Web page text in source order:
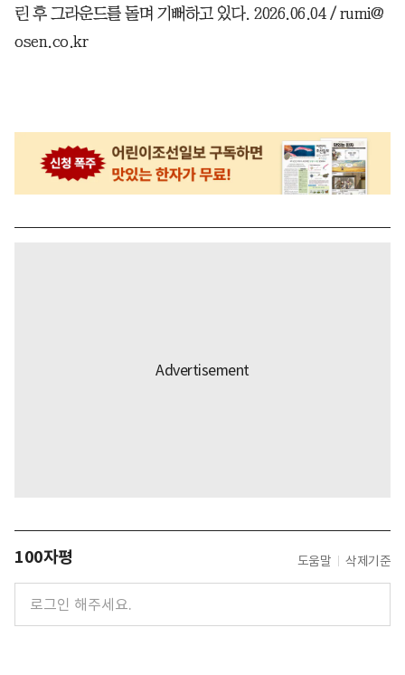
린 후 그라운드를 돌며 기뻐하고 있다. 2026.06.04 / rumi@
osen.co.kr
100자평 도움말 삭제기준